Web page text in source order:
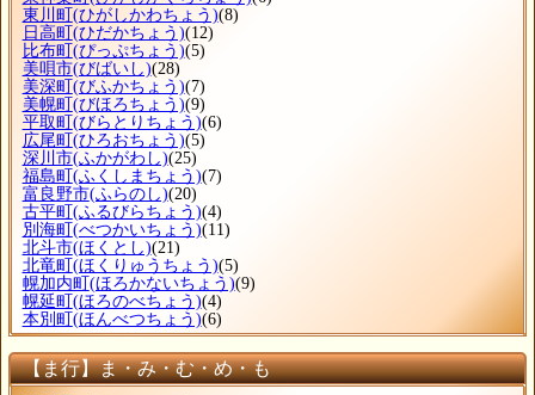
東川町 (ひがしかわちょう)(8)
日高町 (ひだかちょう)(12)
比布町 (ぴっぷちょう)(5)
美唄市(びばいし)(28)
美深町 (びふかちょう)(7)
美幌町 (びほろちょう)(9)
平取町 (びらとりちょう)(6)
広尾町 (ひろおちょう)(5)
深川市(ふかがわし)(25)
福島町 (ふくしまちょう)(7)
富良野市(ふらのし)(20)
古平町 (ふるびらちょう)(4)
別海町 (べつかいちょう)(11)
北斗市(ほくとし)(21)
北竜町 (ほくりゅうちょう)(5)
幌加内町 (ほろかないちょう)(9)
幌延町 (ほろのべちょう)(4)
本別町 (ほんべつちょう)(6)
【ま行】ま・み・む・め・も